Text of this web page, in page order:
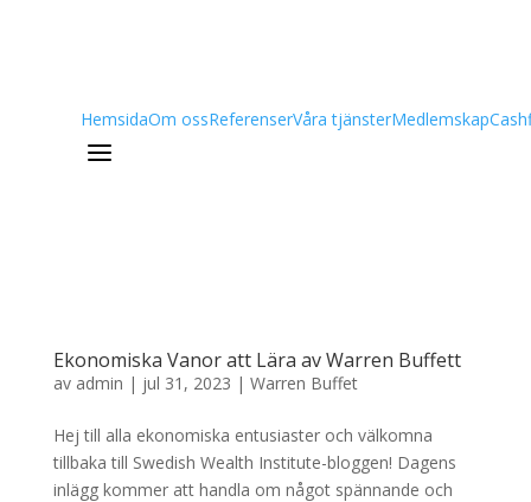
HemsidaOm ossReferenserVåra tjänsterMedlemskap
a
Ekonomiska Vanor att Lära av Warren Buffett
av admin | jul 31, 2023 | Warren Buffet
Hej till alla ekonomiska entusiaster och välkomna
tillbaka till Swedish Wealth Institute-bloggen! Dagens
inlägg kommer att handla om något spännande och